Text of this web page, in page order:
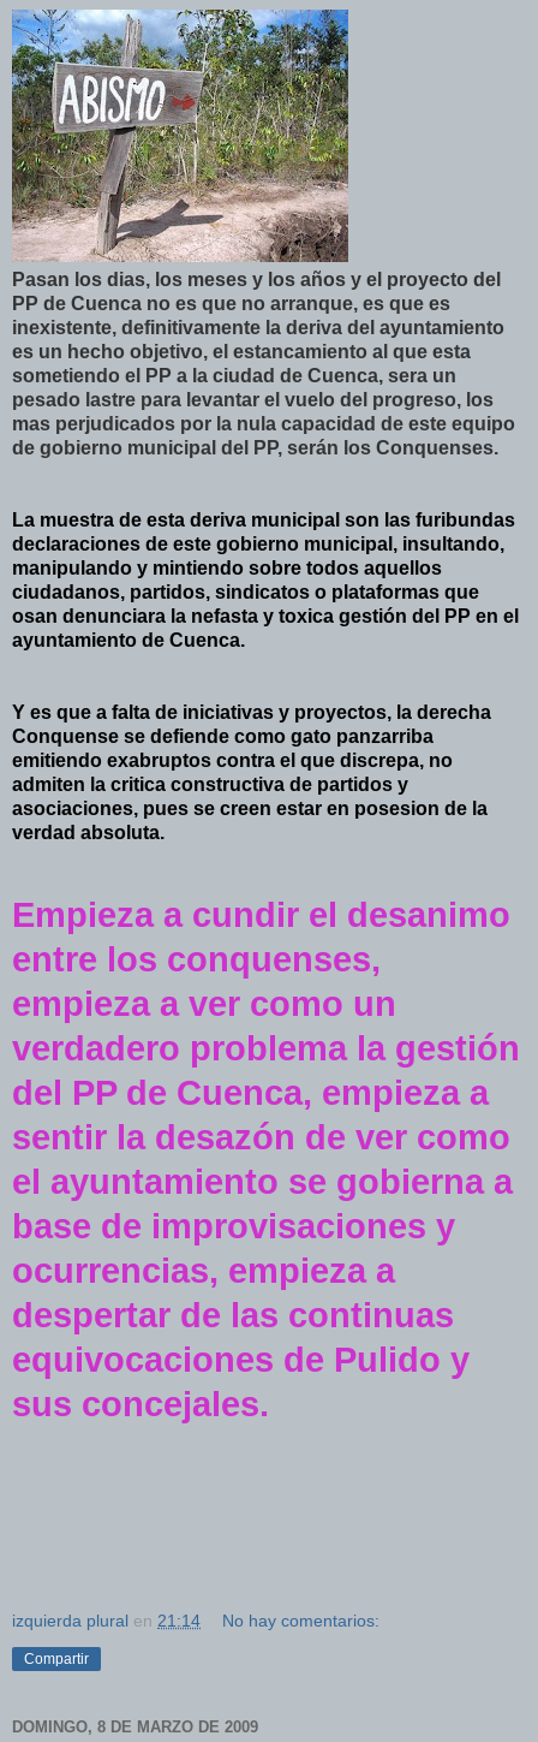
Pasan los dias, los meses y los años y el proyecto del
PP de Cuenca no es que no arranque, es que es
inexistente, definitivamente la deriva del ayuntamiento
es un hecho objetivo, el estancamiento al que esta
sometiendo el PP a la ciudad de Cuenca, sera un
pesado lastre para levantar el vuelo del progreso, los
mas perjudicados por la nula capacidad de este equipo
de gobierno municipal del PP, serán los Conquenses.
La muestra de esta deriva municipal son las furibundas
declaraciones de este gobierno municipal, insultando,
manipulando y mintiendo sobre todos aquellos
ciudadanos, partidos, sindicatos o plataformas que
osan denunciara la nefasta y toxica gestión del PP en el
ayuntamiento de Cuenca.
Y es que a falta de iniciativas y proyectos, la derecha
Conquense se defiende como gato panzarriba
emitiendo exabruptos contra el que discrepa, no
admiten la critica constructiva de partidos y
asociaciones, pues se creen estar en posesion de la
verdad absoluta.
Empieza a cundir el desanimo
entre los conquenses,
empieza a ver como un
verdadero problema la gestión
del PP de Cuenca, empieza a
sentir la desazón de ver como
el ayuntamiento se gobierna a
base de improvisaciones y
ocurrencias, empieza a
despertar de las continuas
equivocaciones de Pulido y
sus concejales.
izquierda plural en 21:14 No hay comentarios:
Compartir
DOMINGO, 8 DE MARZO DE 2009